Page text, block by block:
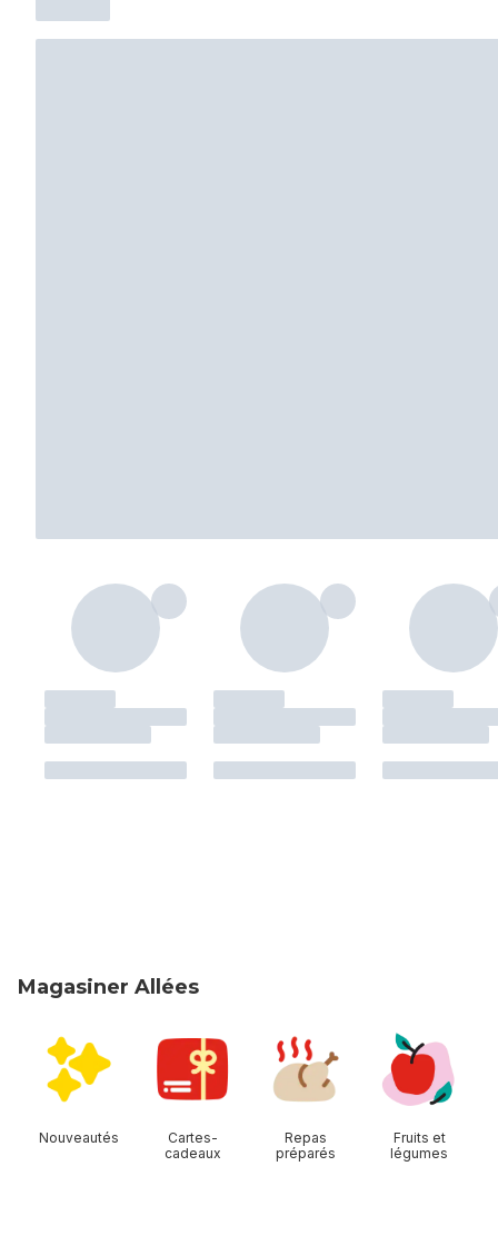
Magasiner Allées
Nouveautés
Cartes-
cadeaux
Repas
préparés
Fruits et
légumes